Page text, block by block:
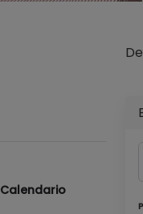
Calendario